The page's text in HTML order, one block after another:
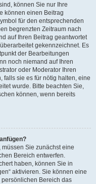
können Sie nur Ihre
können einen Beitrag
für den entsprechenden
begrenzten Zeitraum nach
auf Ihren Beitrag geantwortet
gekennzeichnet. Es
der Bearbeitungen
noch niemand auf Ihren
oder Moderator Ihren
falls sie es für nötig halten, eine
wurde. Bitte beachten Sie,
können, wenn bereits
Sie zunächst eine
Bereich entwerfen.
haben, können Sie in
aktivieren. Sie können eine
Bereich das